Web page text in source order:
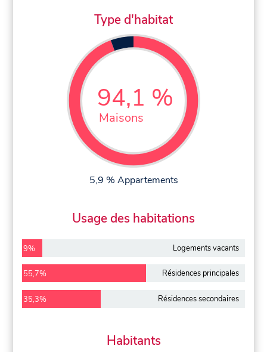
Type d'habitat
94,1 %
Maisons
5,9 % Appartements
Usage des habitations
9% Logements vacants
55,7% Résidences principales
35,3% Résidences secondaires
Habitants